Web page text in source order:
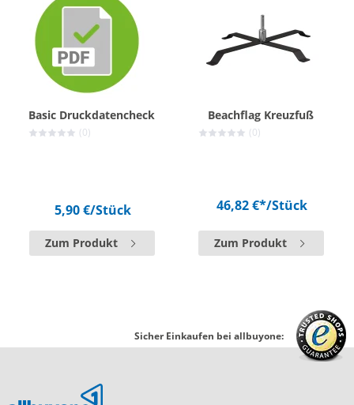
Basic Druckdatencheck
(0)
5,90 €/Stück
Zum Produkt
Beachflag Kreuzfuß
(0)
46,82 €*/Stück
Zum Produkt
Sicher Einkaufen bei allbuyone: